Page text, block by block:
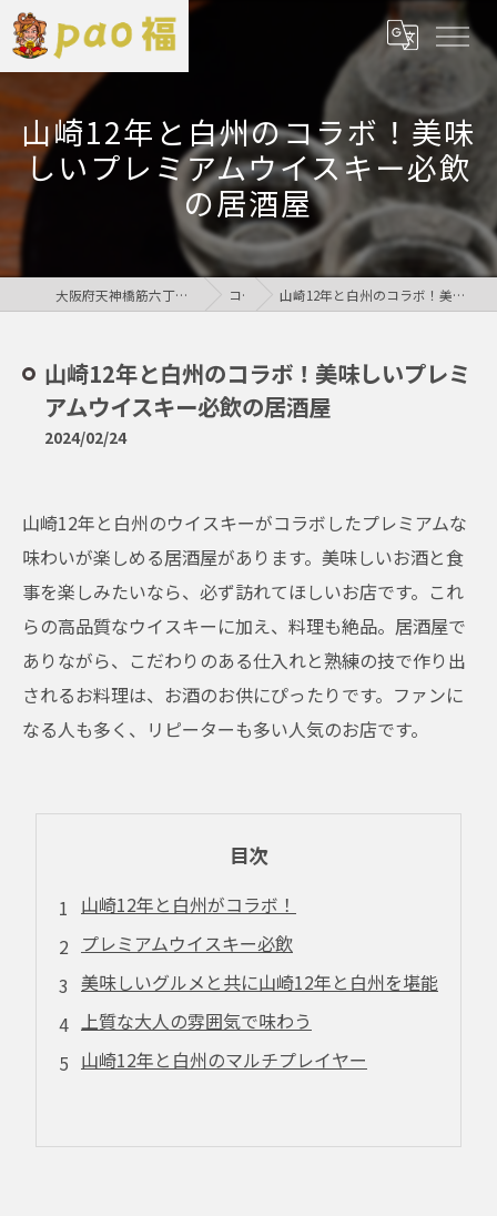
山崎12年と白州のコラボ！美味
しいプレミアムウイスキー必飲
の居酒屋
大阪府天神橋筋六丁目の居酒屋なら鶏居酒屋pao福 コラム 山崎12年と白州のコラボ！美味しいプレミアムウイスキー必飲の居酒屋
山崎12年と白州のコラボ！美味しいプレミ
アムウイスキー必飲の居酒屋
2024/02/24
山崎12年と白州のウイスキーがコラボしたプレミアムな
味わいが楽しめる居酒屋があります。美味しいお酒と食
事を楽しみたいなら、必ず訪れてほしいお店です。これ
らの高品質なウイスキーに加え、料理も絶品。居酒屋で
ありながら、こだわりのある仕入れと熟練の技で作り出
されるお料理は、お酒のお供にぴったりです。ファンに
なる人も多く、リピーターも多い人気のお店です。
目次
山崎12年と白州がコラボ！
プレミアムウイスキー必飲
美味しいグルメと共に山崎12年と白州を堪能
上質な大人の雰囲気で味わう
山崎12年と白州のマルチプレイヤー